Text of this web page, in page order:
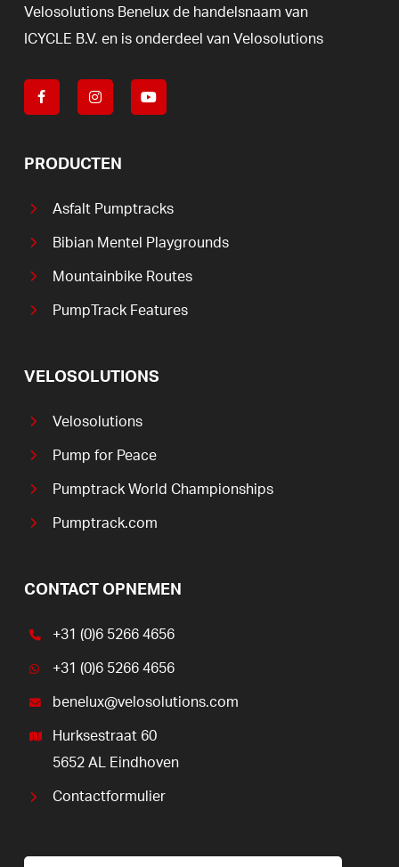
Velosolutions Benelux de handelsnaam van
ICYCLE B.V. en is onderdeel van Velosolutions
PRODUCTEN
Asfalt Pumptracks
Bibian Mentel Playgrounds
Mountainbike Routes
PumpTrack Features
VELOSOLUTIONS
Velosolutions
Pump for Peace
Pumptrack World Championships
Pumptrack.com
CONTACT OPNEMEN
+31 (0)6 5266 4656
+31 (0)6 5266 4656
benelux@velosolutions.com
Hurksestraat 60
5652 AL Eindhoven
Contactformulier